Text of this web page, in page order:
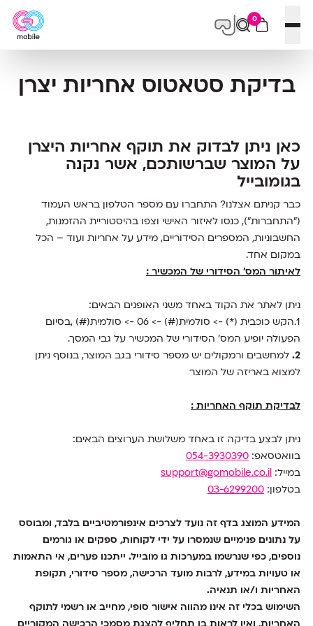
פתח תפריט
0
בדיקת סטאטוס אחריות יצרן
כאן ניתן לבדוק את תוקף אחריות היצרן
על המוצר שברשותכם, אשר נקנה
בגומובייל
כבר קניתם אצלנו? התחברו עם מספר הטלפון בראש העמוד
("התחברות"), כנסו לאיזור האישי וצפו בהיסטוריית ההזמנות,
החשבוניות, המספרים הסידוריים, מידע על אחריות ועוד – הכל
במקום אחד.
לאיתור המס' הסידורי של המכשיר :
ניתן לאתר את הקוד באחד משני האופנים הבאים:
1.הקש כוכבית (*) -> סולמית(#) -> 06 -> סולמית(#) ,בסיום
הפעולה יופיע המס' הסידורי של המכשיר על גבי המסך.
2. למחשבים ורמקולים יש מספר סידורי בגב המוצר, בנוסף ניתן
למצוא באריזה של המוצר
לבדיקת תוקף האחריות :
ניתן לבצע בדיקה זו באחד משלושת הערוצים הבאים:
בוואטסאפ: 054-3930390
במייל: support@gomobile.co.il
בטלפון: 03-6299200
המידע המוצג בדף זה נועד לצרכים אינפורמטיביים בלבד, ומבוסס
על נתונים פנימיים שנמסרו על ידי לקוחות, ספקים או גורמים
נוספים, כפי שנרשמו במערכות גו מובייל. ייתכנו פערים, אי התאמות
או טעויות במידע, לרבות מועד הרכישה, מספר סידורי, תקופת
האחריות ו/או תנאיה.
השימוש בכלי זה אינו מהווה אישור סופי, מחייב או רשמי לתוקף